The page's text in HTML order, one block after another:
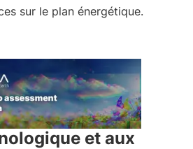
sur le plan énergétique.
et aux